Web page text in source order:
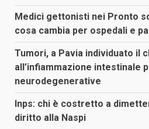
Medici gettonisti nei Pronto
cosa cambia per ospedali e
Tumori, a Pavia individuato il
all’infiammazione intestinale
neurodegenerative
Inps: chi è costretto a
diritto alla Naspi